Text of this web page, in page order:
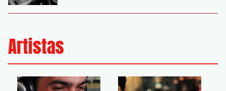
Artistas